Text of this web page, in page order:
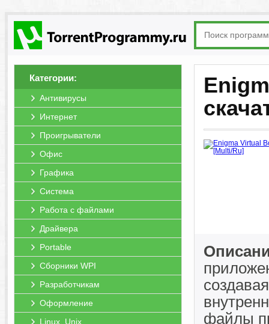
Категории:
Антивирусы
Интернет
Проигрыватели
Офис
Графика
Система
Работа с файлами
Драйвера
Portable
Сборники WPI
Разработчикам
Оформление
Linux, Unix
файлы